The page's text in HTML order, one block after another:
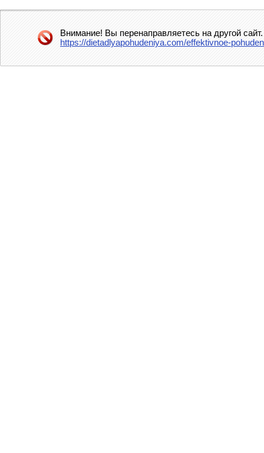
Внимание! Вы перенаправляетесь на другой
https://dietadlyapohudeniya.com/effektivnoe-